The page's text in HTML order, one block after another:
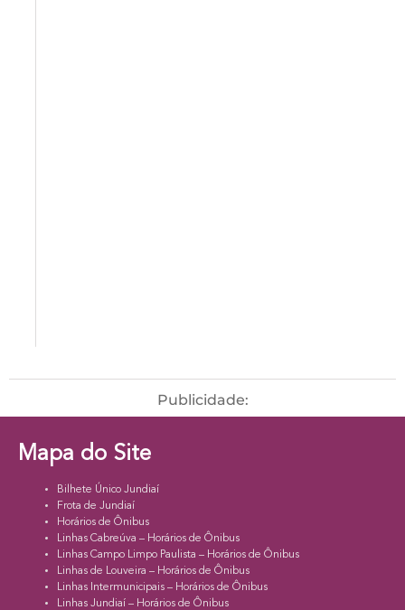
Publicidade:
Mapa do Site
Bilhete Único Jundiaí
Frota de Jundiaí
Horários de Ônibus
Linhas Cabreúva – Horários de Ônibus
Linhas Campo Limpo Paulista – Horários de Ônibus
Linhas de Louveira – Horários de Ônibus
Linhas Intermunicipais – Horários de Ônibus
Linhas Jundiaí – Horários de Ônibus